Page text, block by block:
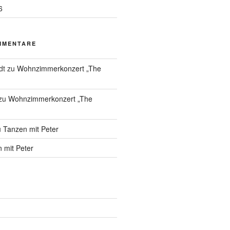
zu Wohnzimmerkonzert „The
Wohnzimmerkonzert „The
Tanzen mit Peter
mit Peter